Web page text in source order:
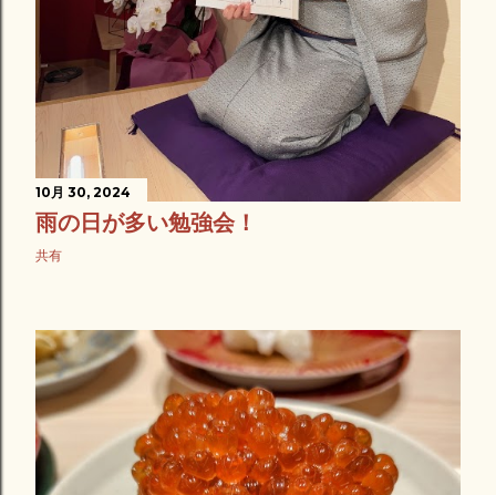
10月 30, 2024
雨の日が多い勉強会！
共有